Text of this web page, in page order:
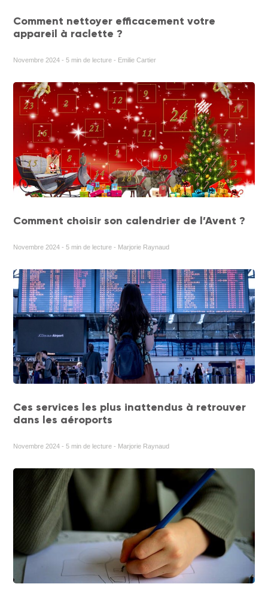
Comment nettoyer efficacement votre
appareil à raclette ?
Novembre 2024 - 5 min de lecture - Emilie Cartier
Comment choisir son calendrier de l’Avent ?
Novembre 2024 - 5 min de lecture - Marjorie Raynaud
Ces services les plus inattendus à retrouver
dans les aéroports
Novembre 2024 - 5 min de lecture - Marjorie Raynaud